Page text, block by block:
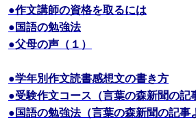
●作文講師の資格を取るには
●国語の勉強法
●父母の声（１）
●学年別作文読書感想文の書き方
●受験作文コース（言葉の森新聞の記
●国語の勉強法（言葉の森新聞の記事